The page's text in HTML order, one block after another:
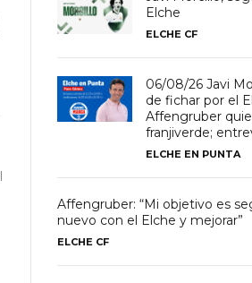
Elche
ELCHE CF
06/08/26 Javi
de fichar por el
Affengruber
franjiverde;
ELCHE EN PUNTA
Affengruber: “Mi objetivo es
nuevo con el Elche y mejorar”
ELCHE CF